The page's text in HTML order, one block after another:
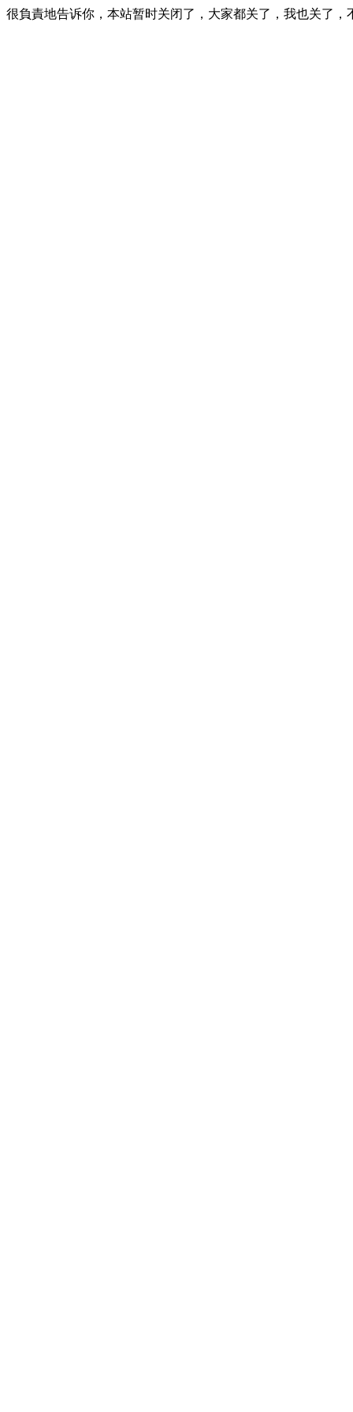
很負責地告诉你，本站暂时关闭了，大家都关了，我也关了，